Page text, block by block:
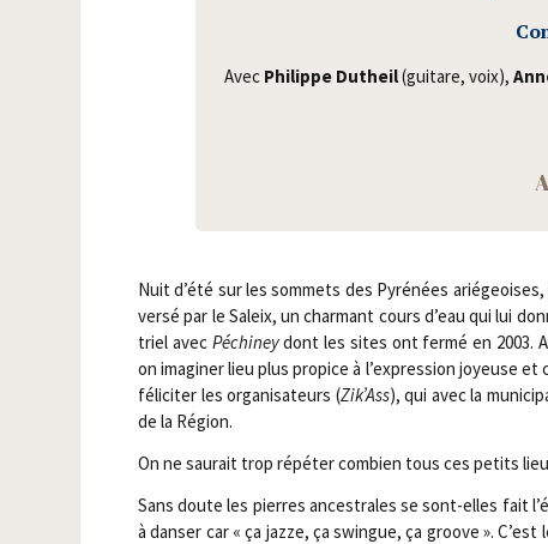
Avec Phi­lippe Dutheil(gui­tare, voix),
Nuit d’été sur les som­mets des Pyré­nées
ver­sé par le Saleix, un char­mant cours d’eau qui lui
triel avec Péchi­neydont les sites ont fer­mé en 2003.
on ima­gi­ner lieu plus pro­pice à l’expression joyeuse
féli­ci­ter les orga­ni­sa­teurs (Zik’Ass), qui avec la
de la Région.
On ne sau­rait trop répé­ter com­bien tous ces petits
Sans doute les pierres ances­trales se sont-elles fait
à dan­ser car « ça jazze, ça swingue, ça groove ».